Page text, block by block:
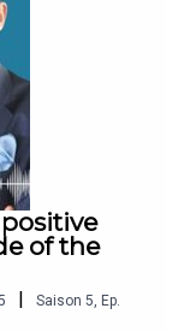
et laissez-
de Marie,
of the
| Saison 5, Ep.